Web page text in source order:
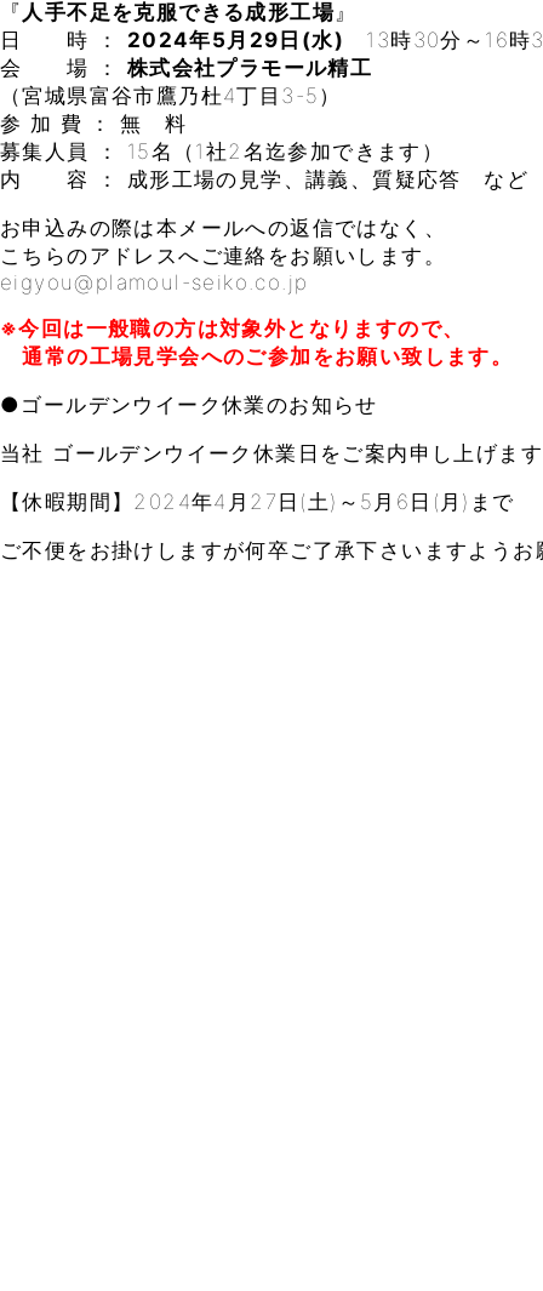
『 人手不足を克服できる成形工場』
日 時 ： 2024年5月29日(水)
13時30分～16時
会 場 ： 株式会社プラモール精工
（宮城県富谷市鷹乃杜4丁目3-5）
参 加 費 ： 無 料
募集人員 ： 15名（1社2名迄参加できます）
内 容 ： 成形工場の見学、講義、質疑応答 など
お申込みの際は本メールへの返信ではなく、
こちらのアドレスへご連絡をお願いします。
eigyou@plamoul-seiko.co.jp
※今回は一般職の方は対象外となりますので、
通常の工場見学会へのご参加をお願い致します。
●ゴールデンウイーク休業のお知らせ
当社 ゴールデンウイーク休業日をご案内申し上げま
【休暇期間】2024年4月27日(土)～5月6日(月)まで
ご不便をお掛けしますが何卒ご了承下さいますよう